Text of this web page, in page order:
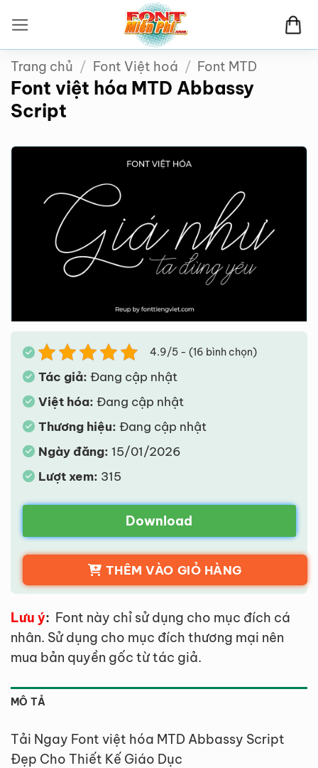
qua
nội
dung
Trang chủ / Font Việt hoá / Font MTD
Font việt hóa MTD Abbassy
Script
4.9/5 - (16 bình chọn)
Tác giả: Đang cập nhật
Việt hóa: Đang cập nhật
Thương hiệu: Đang cập nhật
Ngày đăng: 15/01/2026
Lượt xem: 315
Download
THÊM VÀO GIỎ HÀNG
Lưu ý: Font này chỉ sử dụng cho mục đích cá
nhân. Sử dụng cho mục đích thương mại nên
mua bản quyền gốc từ tác giả.
MÔ TẢ
Tải Ngay Font việt hóa MTD Abbassy Script
Đẹp Cho Thiết Kế Giáo Dục